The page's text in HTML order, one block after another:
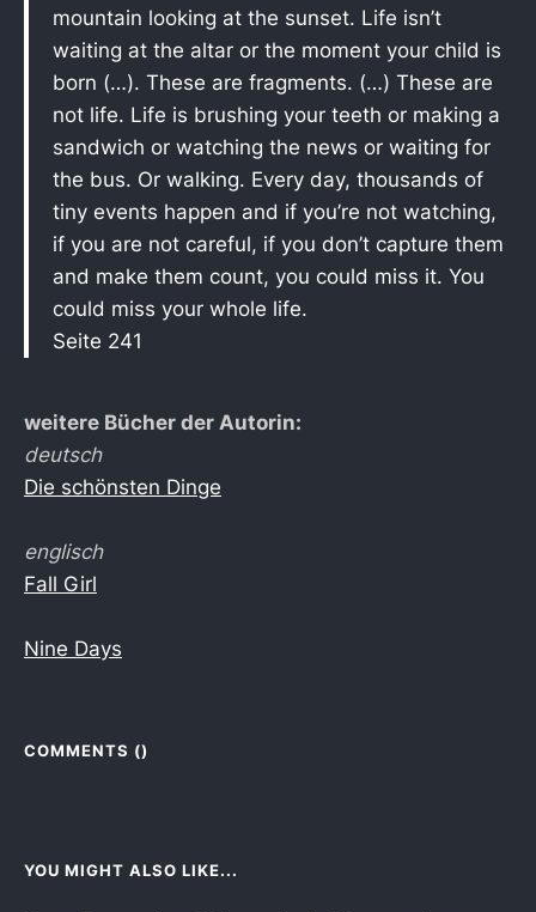
mountain looking at the sunset. Life isn’t
waiting at the altar or the moment your child is
born (…). These are fragments. (…) These are
not life. Life is brushing your teeth or making a
sandwich or watching the news or waiting for
the bus. Or walking. Every day, thousands of
tiny events happen and if you’re not watching,
if you are not careful, if you don’t capture them
and make them count, you could miss it. You
could miss your whole life.
Seite 241
weitere Bücher der Autorin:
deutsch
Die schönsten Dinge
englisch
Fall Girl
Nine Days
COMMENTS ()
YOU MIGHT ALSO LIKE...